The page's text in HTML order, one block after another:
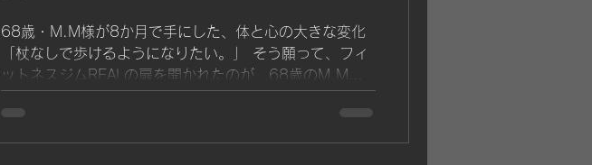
68歳・M.M様が8か月で手にした、体と心の大きな変化
「杖なしで歩けるようになりたい。」 そう願って、フィ
ットネスジムREALの扉を開かれたのが、68歳のM.M様
同士でドライブやランチを楽しみ、周囲から「元気にな
ったね」「表情が明るくなったね」と声をかけられるよ